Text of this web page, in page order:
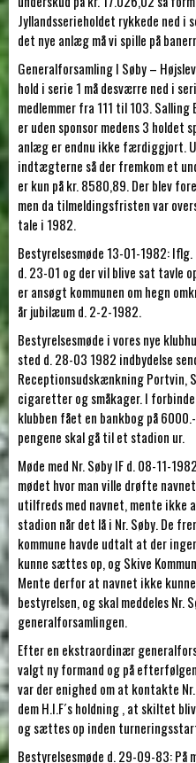
Jyllandsserieholdet rykkede ned
det nye anlæg må vi spille på
Generalforsamling I Søby –
hold i serie 1 må desværre ned i
medlemmer fra 111 til 103.
er uden sponsor medens 3 holdet
anlæg er endnu ikke færdiggjort.
indtægterne så der fremkom et
er kun på kr. 8580,89. Der blev
men da tilmeldingsfristen var
tale i 1982.
Bestyrelsesmøde 13-01-1982:
d. 23-01 og der vil blive sat tavle
er ansøgt kommunen om hegn
år jubilæum d. 2-2-1982.
Bestyrelsesmøde i vores nye
sted d. 28-03 1982 indbydelse
Receptionsudskænkning Portvin,
cigaretter og småkager. I
klubben fået en bankbog på
pengene skal gå til et stadion ur.
Møde med Nr. Søby IF d. 08-11-
mødet hvor man ville drøfte
utilfreds med navnet, mente ikke
stadion når det lå i Nr. Søby. De
kommune havde udtalt at der
kunne sættes op, og Skive
Mente derfor at navnet ikke
bestyrelsen, og skal meddeles Nr.
generalforsamlingen.
Efter en ekstraordinær
valgt ny formand og på
var der enighed om at kontakte
dem H.I.F´s holdning , at skiltet
og sættes op inden
Bestyrelsesmøde d. 29-09-83: